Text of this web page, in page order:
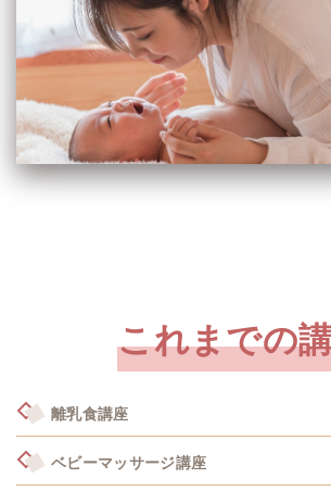
これまでの
離乳食講座
ベビーマッサージ講座